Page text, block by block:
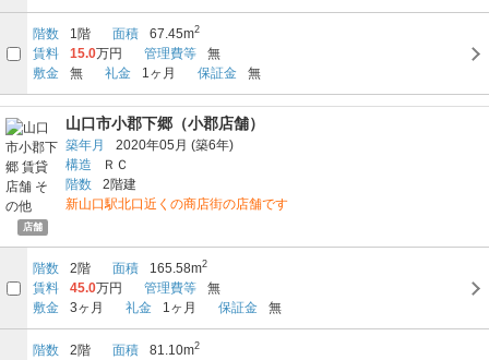
階数 1階 面積 67.45m2
賃料 15.0万円 管理費等
無
敷金
無 礼金 1ヶ月 保証金 無
店舗
山口市小郡下郷（小郡店舗）
築年月 2020年05月 (築6年)
構造
ＲＣ
階数
2階建
新山口駅北口近くの商店街の店舗です
階数 2階 面積 165.58m2
賃料 45.0万円 管理費等
無
敷金
3ヶ月 礼金 1ヶ月 保証金 無
階数 2階 面積 81.10m2